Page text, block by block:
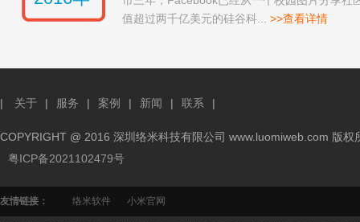
值超过两千亿美元的硅谷科... >>查看详情
| 关于 | 服务 | 案例 | 新闻 | 联系 |
COPYRIGHT @ 2016 深圳络米科技有限公司 www.luomiweb.com 版权
粤ICP备2021102479号
友情链接： 络米软件 小米官网